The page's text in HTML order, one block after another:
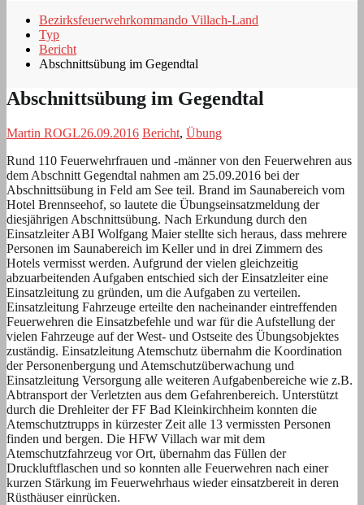
Bezirksfeuerwehrkommando Villach-Land
Typ
Bericht
Abschnittsübung im Gegendtal
Abschnittsübung im Gegendtal
Martin ROGL26.09.2016 Bericht, Übung
Rund 110 Feuerwehrfrauen und -männer von den Feuerwehren aus
dem Abschnitt Gegendtal nahmen am 25.09.2016 bei der
Abschnittsübung in Feld am See teil. Brand im Saunabereich vom
Hotel Brennseehof, so lautete die Übungseinsatzmeldung der
diesjährigen Abschnittsübung. Nach Erkundung durch den
Einsatzleiter ABI Wolfgang Maier stellte sich heraus, dass mehrere
Personen im Saunabereich im Keller und in drei Zimmern des
Hotels vermisst werden. Aufgrund der vielen gleichzeitig
abzuarbeitenden Aufgaben entschied sich der Einsatzleiter eine
Einsatzleitung zu gründen, um die Aufgaben zu verteilen.
Einsatzleitung Fahrzeuge erteilte den nacheinander eintreffenden
Feuerwehren die Einsatzbefehle und war für die Aufstellung der
vielen Fahrzeuge auf der West- und Ostseite des Übungsobjektes
zuständig. Einsatzleitung Atemschutz übernahm die Koordination
der Personenbergung und Atemschutzüberwachung und
Einsatzleitung Versorgung alle weiteren Aufgabenbereiche wie z.B.
Abtransport der Verletzten aus dem Gefahrenbereich. Unterstützt
durch die Drehleiter der FF Bad Kleinkirchheim konnten die
Atemschutztrupps in kürzester Zeit alle 13 vermissten Personen
finden und bergen. Die HFW Villach war mit dem
Atemschutzfahrzeug vor Ort, übernahm das Füllen der
Druckluftflaschen und so konnten alle Feuerwehren nach einer
kurzen Stärkung im Feuerwehrhaus wieder einsatzbereit in deren
Rüsthäuser einrücken.